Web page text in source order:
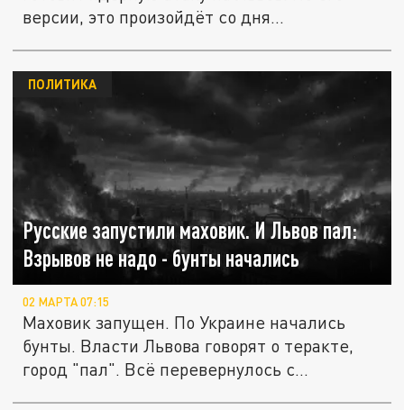
версии, это произойдёт со дня...
Русские запустили маховик. И Львов пал:
Взрывов не надо - бунты начались
ПОЛИТИКА
02 МАРТА 07:15
Маховик запущен. По Украине начались
бунты. Власти Львова говорят о теракте,
город "пал". Всё перевернулось с...